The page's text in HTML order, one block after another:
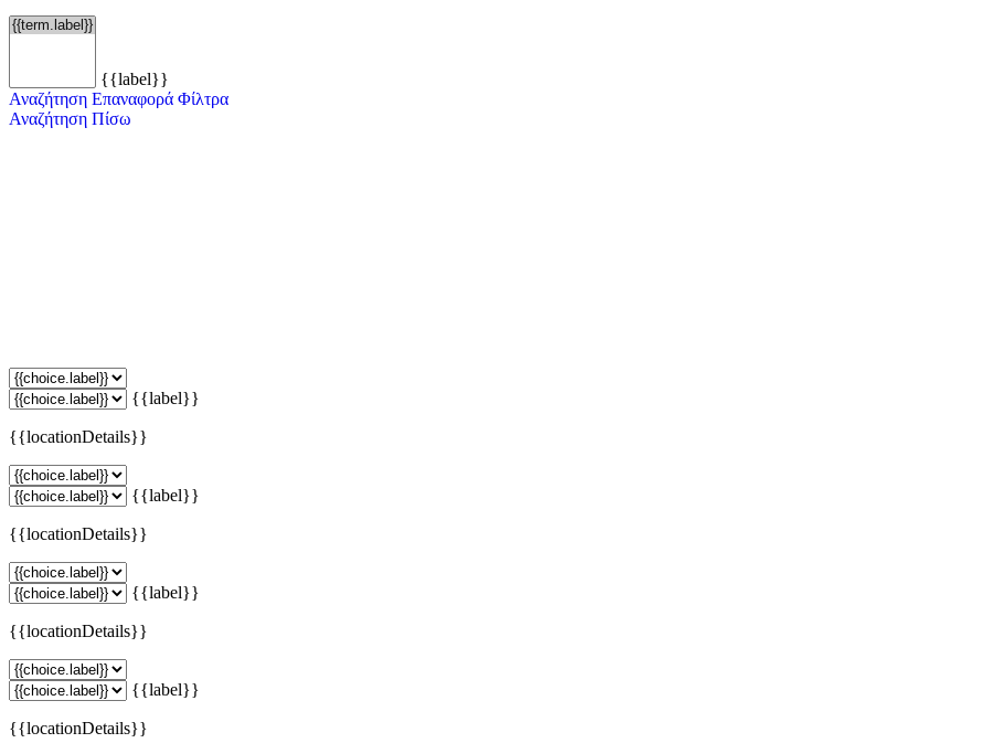
{{label}}
Αναζήτηση Επαναφορά Φίλτρα
Αναζήτηση Πίσω
{{label}}
{{locationDetails}}
{{label}}
{{locationDetails}}
{{label}}
{{locationDetails}}
{{label}}
{{locationDetails}}